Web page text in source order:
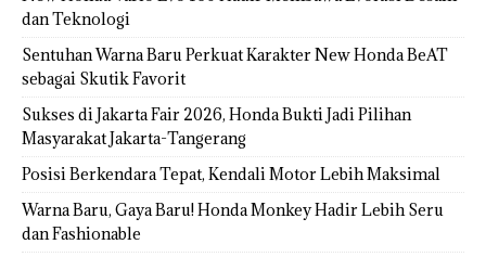
dan Teknologi
Sentuhan Warna Baru Perkuat Karakter New Honda BeAT
sebagai Skutik Favorit
Sukses di Jakarta Fair 2026, Honda Bukti Jadi Pilihan
Masyarakat Jakarta-Tangerang
Posisi Berkendara Tepat, Kendali Motor Lebih Maksimal
Warna Baru, Gaya Baru! Honda Monkey Hadir Lebih Seru
dan Fashionable